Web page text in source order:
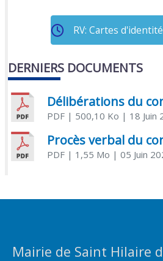
RV: Cartes
DERNIERS DOCUMENTS
PDF| 500,10 Ko | 18 Juin
PDF| 1,55 Mo | 05 Juin
Mairie de Saint Hilaire